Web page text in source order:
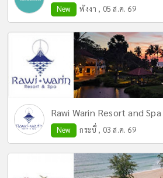
New พังงา , 05 ส.ค. 69
Rawi Warin Resort and Spa
New กระบี่ , 03 ส.ค. 69